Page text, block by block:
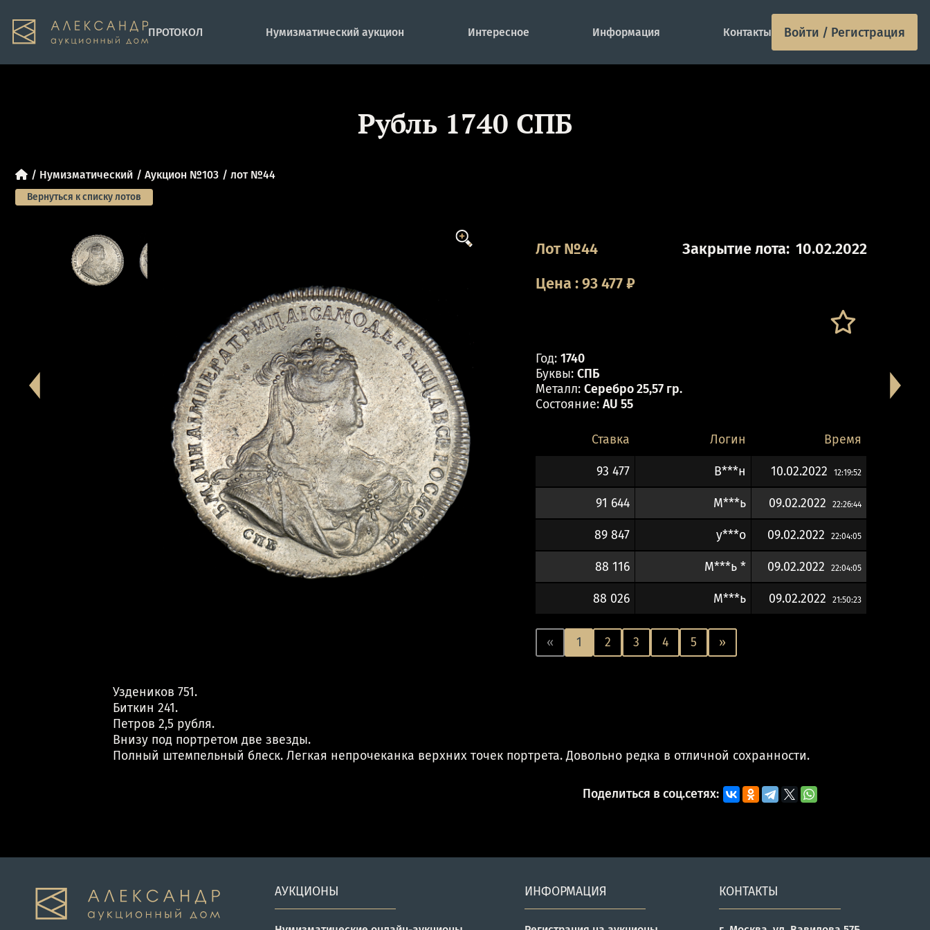
ПРОТОКОЛ Нумизматический аукцион Интересное Информация Контакты Войти / Регистрация
Рубль 1740 СПБ
Нумизматический Аукцион №103 лот №44
Вернуться к списку лотов
Лот №44 Закрытие лота: 10.02.2022
Цена:93 477 ₽
Год: 1740
Буквы: СПБ
Металл: Серебро 25,57 гр.
Состояние: AU 55
Ставка Логин Время
93 477 В***н 10.02.2022 12:19:52
91 644 М***ь 09.02.2022 22:26:44
89 847 у***о 09.02.2022 22:04:05
88 116 М***ь * 09.02.2022 22:04:05
88 026 М***ь 09.02.2022 21:50:23
« 1 2 3 4 5 »
Уздеников 751.
Биткин 241.
Петров 2,5 рубля.
Внизу под портретом две звезды.
Полный штемпельный блеск. Легкая непрочеканка верхних точек портрета. Довольно редка в отличной сохранности.
Поделиться в соц.сетях:
АУКЦИОНЫ ИНФОРМАЦИЯ КОНТАКТЫ